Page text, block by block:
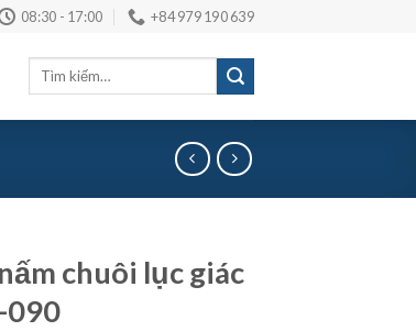
08:30 - 17:00 +84 979 190 639
Tìm
chuôi lục giác
090